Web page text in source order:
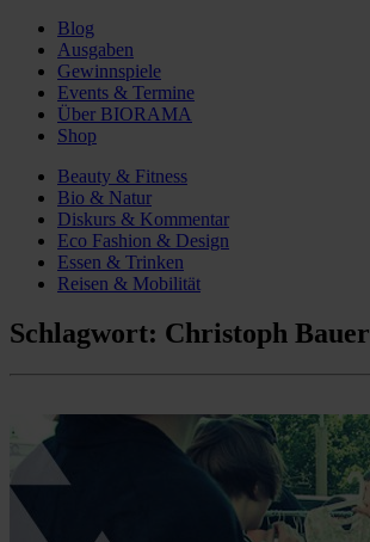
Blog
Ausgaben
Gewinnspiele
Events & Termine
Über BIORAMA
Shop
Beauty & Fitness
Bio & Natur
Diskurs & Kommentar
Eco Fashion & Design
Essen & Trinken
Reisen & Mobilität
Schlagwort: Christoph Bauer